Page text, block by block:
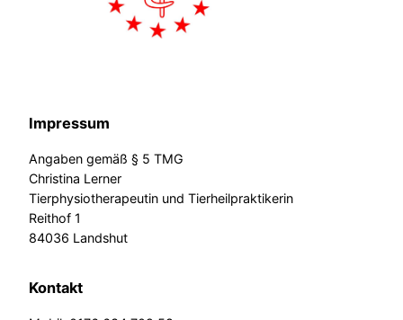
Impressum
Angaben gemäß § 5 TMG
Christina Lerner
Tierphysiotherapeutin und Tierheilpraktikerin
Reithof 1
84036 Landshut
Kontakt